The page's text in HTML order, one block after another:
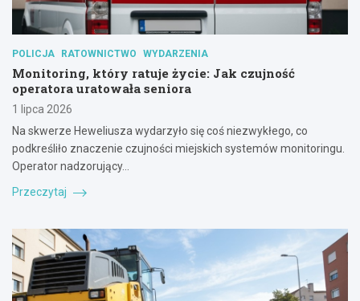
POLICJA RATOWNICTWO WYDARZENIA
Monitoring, który ratuje życie: Jak czujność
operatora uratowała seniora
1 lipca 2026
Na skwerze Heweliusza wydarzyło się coś niezwykłego, co
podkreśliło znaczenie czujności miejskich systemów monitoringu.
Operator nadzorujący…
Przeczytaj